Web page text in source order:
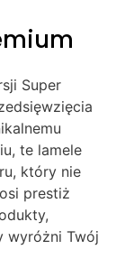
Super
te lamele
który nie
prestiż
wyróżni Twój